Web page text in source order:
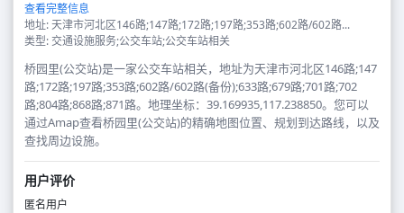
查看完整信息
地址: 天津市河北区146路;147路;172路;197路;353路;602路/602路...
类型: 交通设施服务;公交车站;公交车站相关
桥园里(公交站)是一家公交车站相关，地址为天津市河北区146路;147
路;172路;197路;353路;602路/602路(备份);633路;679路;701路;702
路;804路;868路;871路。地理坐标：39.169935,117.238850。您可以
通过Amap查看桥园里(公交站)的精确地图位置、规划到达路线，以及
查找周边设施。
用户评价
匿名用户